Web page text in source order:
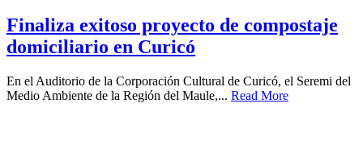
Finaliza exitoso proyecto de compostaje
domiciliario en Curicó
En el Auditorio de la Corporación Cultural de Curicó, el Seremi del
Medio Ambiente de la Región del Maule,... Read More